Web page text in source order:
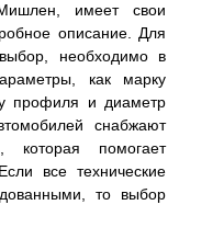
имеет свои
описание. Для
необходимо в
как марку
профиля и диаметр
снабжают
которая помогает
все технические
то выбор